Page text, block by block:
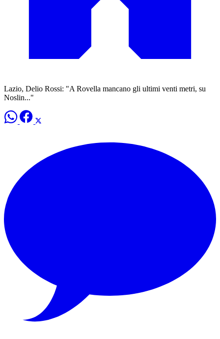
Lazio, Delio Rossi: "A Rovella mancano gli ultimi venti metri, su
Noslin..."